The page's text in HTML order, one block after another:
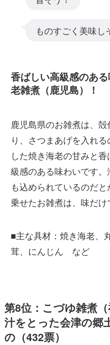
ものすごく美味し
香ばしい高級感のあ
老雑煮（鹿児島）！
鹿児島県のお雑煮は、
り、さつまあげを入れ
した焼き海老の甘みと
級感のある味わいです
も込められているのだ
乗せたお雑煮は、味だけ
■主な具材：焼き海老、
茸、にんじん など
第8位：こづゆ雑煮
汁をとった会津の郷
の（432票）